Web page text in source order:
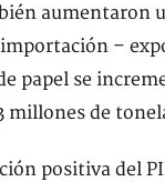
aumentaron
–
papel se
millones de
positiva del